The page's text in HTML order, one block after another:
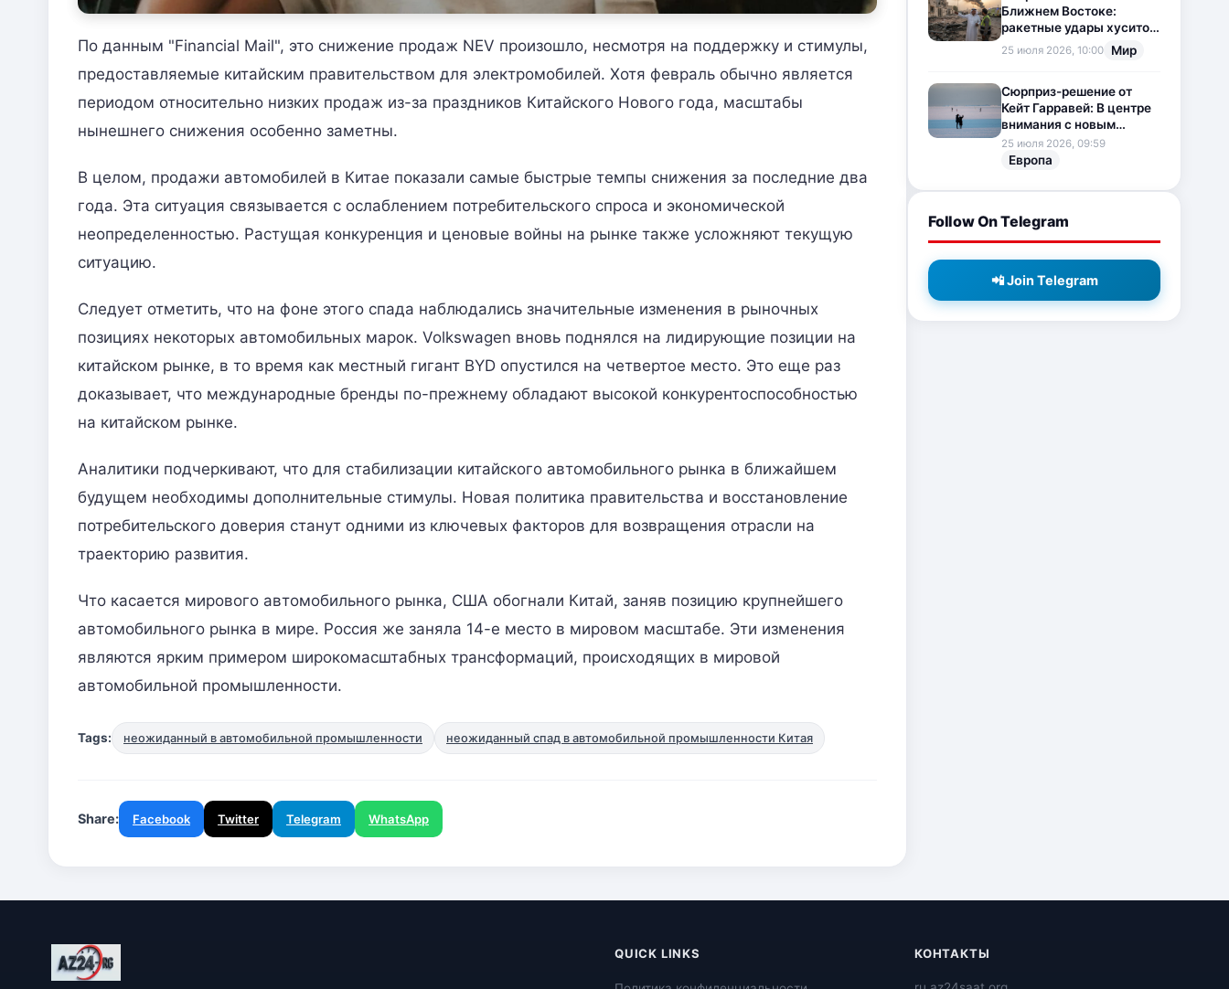
По данным "Financial Mail", это снижение продаж NEV произошло, несмотря на поддержку и стимулы,
предоставляемые китайским правительством для электромобилей. Хотя февраль обычно является
периодом относительно низких продаж из-за праздников Китайского Нового года, масштабы
нынешнего снижения особенно заметны.
В целом, продажи автомобилей в Китае показали самые быстрые темпы снижения за последние два
года. Эта ситуация связывается с ослаблением потребительского спроса и экономической
неопределенностью. Растущая конкуренция и ценовые войны на рынке также усложняют текущую
ситуацию.
Следует отметить, что на фоне этого спада наблюдались значительные изменения в рыночных
позициях некоторых автомобильных марок. Volkswagen вновь поднялся на лидирующие позиции на
китайском рынке, в то время как местный гигант BYD опустился на четвертое место. Это еще раз
доказывает, что международные бренды по-прежнему обладают высокой конкурентоспособностью
на китайском рынке.
Аналитики подчеркивают, что для стабилизации китайского автомобильного рынка в ближайшем
будущем необходимы дополнительные стимулы. Новая политика правительства и восстановление
потребительского доверия станут одними из ключевых факторов для возвращения отрасли на
траекторию развития.
Что касается мирового автомобильного рынка, США обогнали Китай, заняв позицию крупнейшего
автомобильного рынка в мире. Россия же заняла 14-е место в мировом масштабе. Эти изменения
являются ярким примером широкомасштабных трансформаций, происходящих в мировой
автомобильной промышленности.
Tags: неожиданный в автомобильной промышленности неожиданный спад в автомобильной промышленности Китая
Share: Facebook Twitter Telegram WhatsApp
Ближнем Востоке:
ракетные удары хуситов
по Саудовской Аравии
загоняют ситуацию в
25 июля 2026, 10:00 Мир
Сюрприз-решение от
Кейт Гарравей: В центре
внимания с новым
любовным
приключением
25 июля 2026, 09:59
Европа
Follow On Telegram
📲 Join Telegram
QUICK LINKS КОНТАКТЫ